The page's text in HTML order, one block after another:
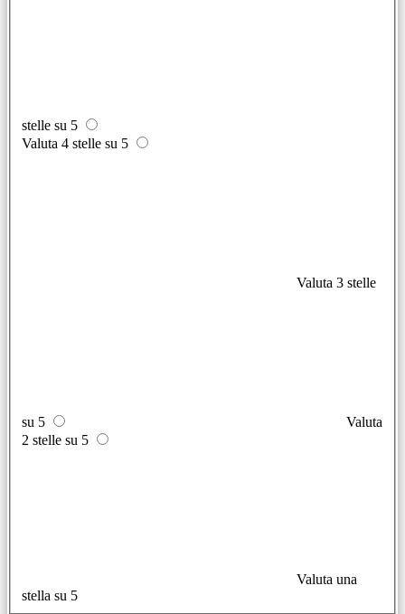
stelle su 5
Valuta 4 stelle su 5
Valuta 3 stelle
su 5
Valuta
2 stelle su 5
Valuta una
stella su 5